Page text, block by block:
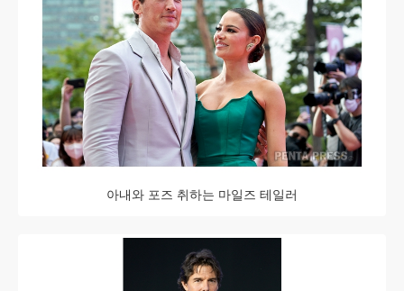
아내와 포즈 취하는 마일즈 테일러